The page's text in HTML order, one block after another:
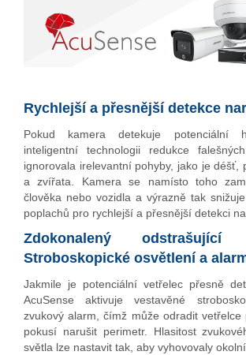
Rychlejší a přesnější detekce
Pokud kamera detekuje potenciální
inteligentní technologii redukce
ignorovala irelevantní pohyby, jako je déšť,
a zvířata. Kamera se namísto toho
člověka nebo vozidla a výrazně tak
poplachů pro rychlejší a přesnější detekci
Zdokonalený odstrašující
Stroboskopické osvětlení a
Jakmile je potenciální vetřelec přesně
AcuSense aktivuje vestavěné
zvukový alarm, čímž může odradit
pokusí narušit perimetr. Hlasitost
světla lze nastavit tak, aby vyhovovaly